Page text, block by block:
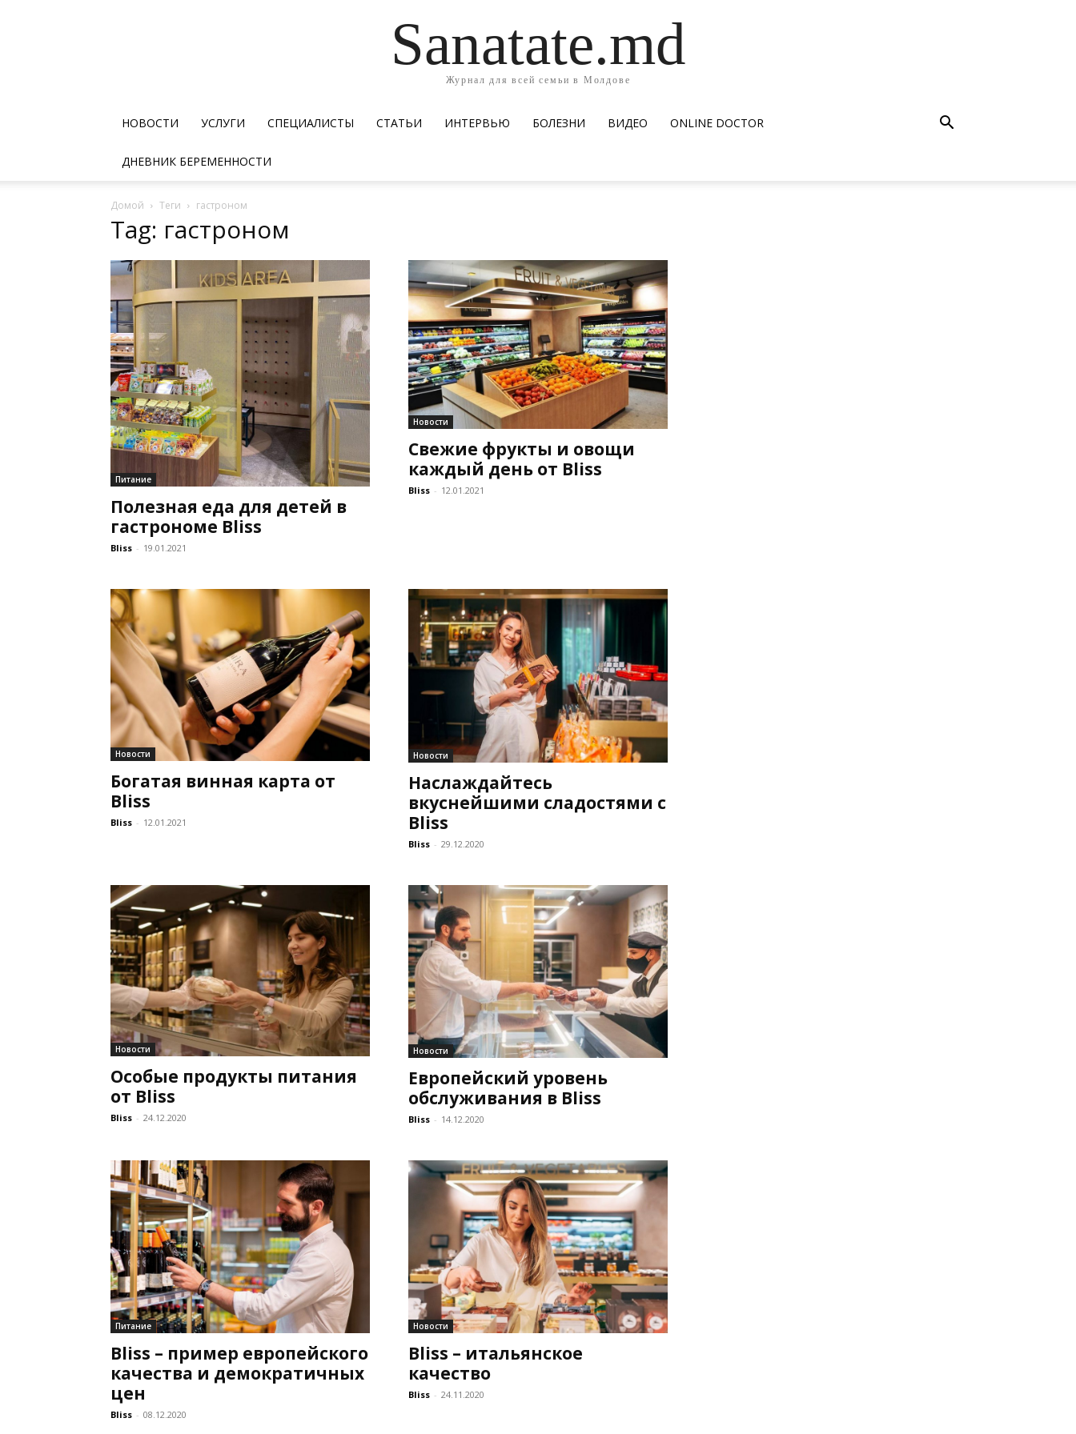
Sanatate.md
Журнал для всей семьи в Молдове
НОВОСТИ УСЛУГИ СПЕЦИАЛИСТЫ СТАТЬИ ИНТЕРВЬЮ БОЛЕЗНИ ВИДЕО ОNLINE DOCTOR
ДНЕВНИК БЕРЕМЕННОСТИ
Домой Теги гастроном
Tag: гастроном
Питание
Полезная еда для детей в
гастрономе Bliss
Bliss - 19.01.2021
Новости
Свежие фрукты и овощи
каждый день от Bliss
Bliss - 12.01.2021
Новости
Богатая винная карта от
Bliss
Bliss - 12.01.2021
Новости
Наслаждайтесь
вкуснейшими сладостями с
Bliss
Bliss - 29.12.2020
Новости
Особые продукты питания
от Bliss
Bliss - 24.12.2020
Новости
Европейский уровень
обслуживания в Bliss
Bliss - 14.12.2020
Питание
Bliss – пример европейского
качества и демократичных
цен
Bliss - 08.12.2020
Новости
Bliss – итальянское
качество
Bliss - 24.11.2020